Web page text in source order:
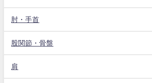
肘・手首
股関節・骨盤
肩